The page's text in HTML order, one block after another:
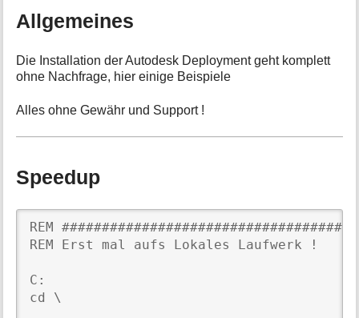
a
i
f
o
m
a
t
n
n
Allgemeines
Die Installation der Autodesk Deployment geht komplett
ohne Nachfrage, hier einige Beispiele
Alles ohne Gewähr und Support !
Speedup
REM
REM Erst mal aufs Lokales Laufwerk !
C:
cd \